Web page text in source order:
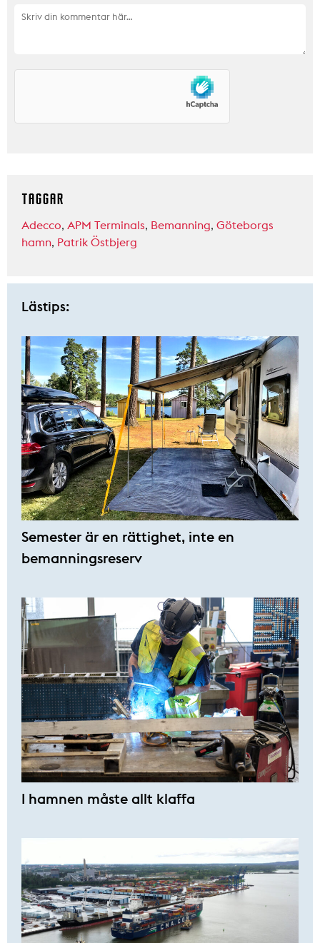
TAGGAR
Adecco, APM Terminals, Bemanning, Göteborgs
hamn, Patrik Östbjerg
Lästips:
Semester är en rättighet, inte en
bemanningsreserv
I hamnen måste allt klaffa